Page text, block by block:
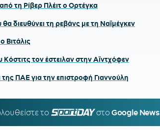
τη Ρίβερ Πλέιτ ο Ορτέγκα
διευθύνει τη ρεβάνς με τη Ναϊμέγκεν
Βιτάλις
τον έστειλαν στην Αϊντχόφεν
ΠΑΕ για την επιστροφή Γιαννούλη
τo SPORTDAY.GR
στοGoogle News